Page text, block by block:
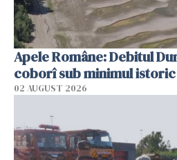
Apele Române: Debitul
coborî sub minimul
02 AUGUST 2026